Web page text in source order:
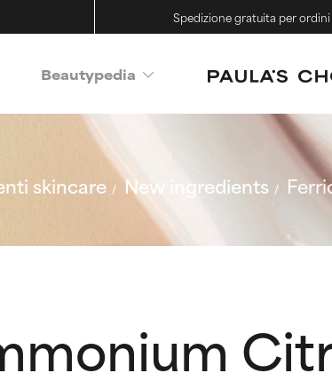
Spedizione gratuita per
Beautypedia
skincare New ingredients